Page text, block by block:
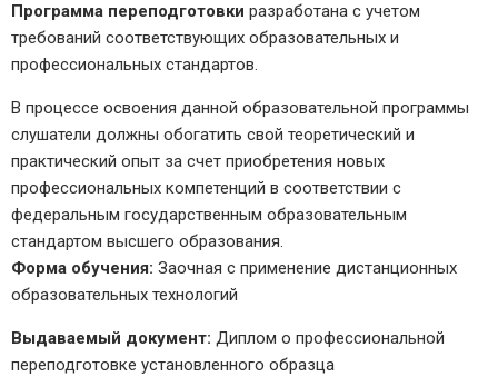
Программа переподготовки разработана с учетом
требований соответствующих образовательных и
профессиональных стандартов.
В процессе освоения данной образовательной программы
слушатели должны обогатить свой теоретический и
практический опыт за счет приобретения новых
профессиональных компетенций в соответствии с
федеральным государственным образовательным
стандартом высшего образования.
Форма обучения: Заочная с применение дистанционных
образовательных технологий
Выдаваемый документ: Диплом о профессиональной
переподготовке установленного образца